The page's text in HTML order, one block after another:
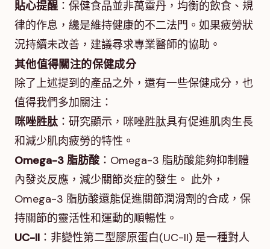
貼心提醒 ：保健食品並非萬靈丹，均衡的飲食、規
律的作息，纔是維持健康的不二法門。如果疲勞狀
況持續未改善，建議尋求專業醫師的協助。
其他值得關注的保健成分
除了上述提到的產品之外，還有一些保健成分，也
值得我們多加關注：
咪唑胜肽 ：研究顯示，咪唑胜肽具有促進肌肉生長
和減少肌肉疲勞的特性。
Omega-3 脂肪酸：Omega-3 脂肪酸能夠抑制體
內發炎反應，減少關節炎症的發生。 此外，
Omega-3 脂肪酸還能促進關節潤滑劑的合成，保
持關節的靈活性和運動的順暢性。
UC-II ：非變性第二型膠原蛋白(UC-II) 是一種對人